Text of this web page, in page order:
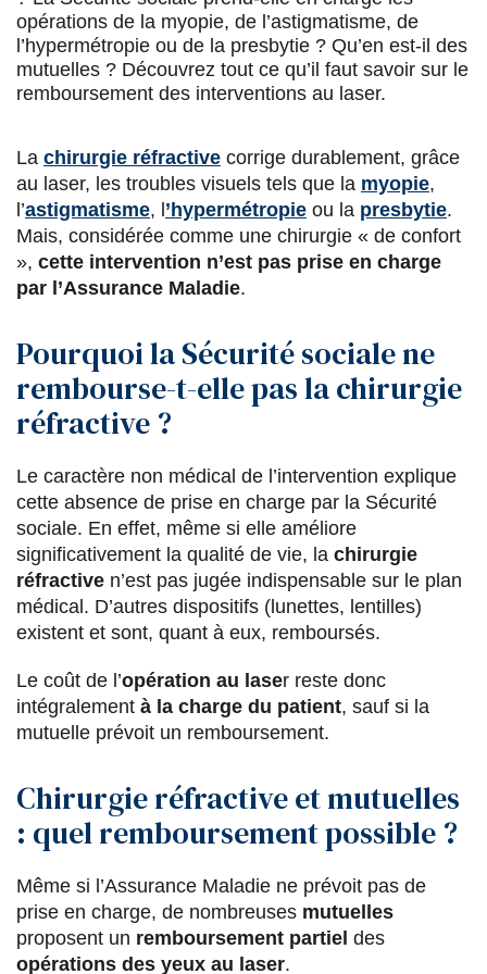
r
F
a
e
b
o
o
r
T
w
t
t
e
r
r
L
i
k
e
d
i
r
E
m
i
l
opérations de la myopie, de l’astigmatisme, de
l’hypermétropie ou de la presbytie ? Qu’en est-il des
mutuelles ? Découvrez tout ce qu’il faut savoir sur le
remboursement des interventions au laser.
La chirurgie réfractive corrige durablement, grâce
au laser, les troubles visuels tels que la myopie,
l’astigmatisme, l’hypermétropie ou la presbytie.
Mais, considérée comme une chirurgie « de confort
», cette intervention n’est pas prise en charge
par l’Assurance Maladie.
Pourquoi la Sécurité sociale ne
rembourse-t-elle pas la chirurgie
réfractive ?
Le caractère non médical de l’intervention explique
cette absence de prise en charge par la Sécurité
sociale. En effet, même si elle améliore
significativement la qualité de vie, la chirurgie
réfractive n’est pas jugée indispensable sur le plan
médical. D’autres dispositifs (lunettes, lentilles)
existent et sont, quant à eux, remboursés.
Le coût de l’opération au laser reste donc
intégralement à la charge du patient, sauf si la
mutuelle prévoit un remboursement.
Chirurgie réfractive et mutuelles
: quel remboursement possible ?
Même si l’Assurance Maladie ne prévoit pas de
prise en charge, de nombreuses mutuelles
proposent un remboursement partiel des
opérations des yeux au laser.